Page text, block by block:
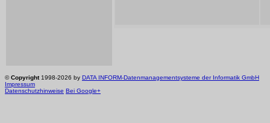
©Copyright1998-2026 by DATA INFORM-Datenmanagementsysteme der Informatik GmbH
Impressum
Datenschutzhinweise Bei Google+